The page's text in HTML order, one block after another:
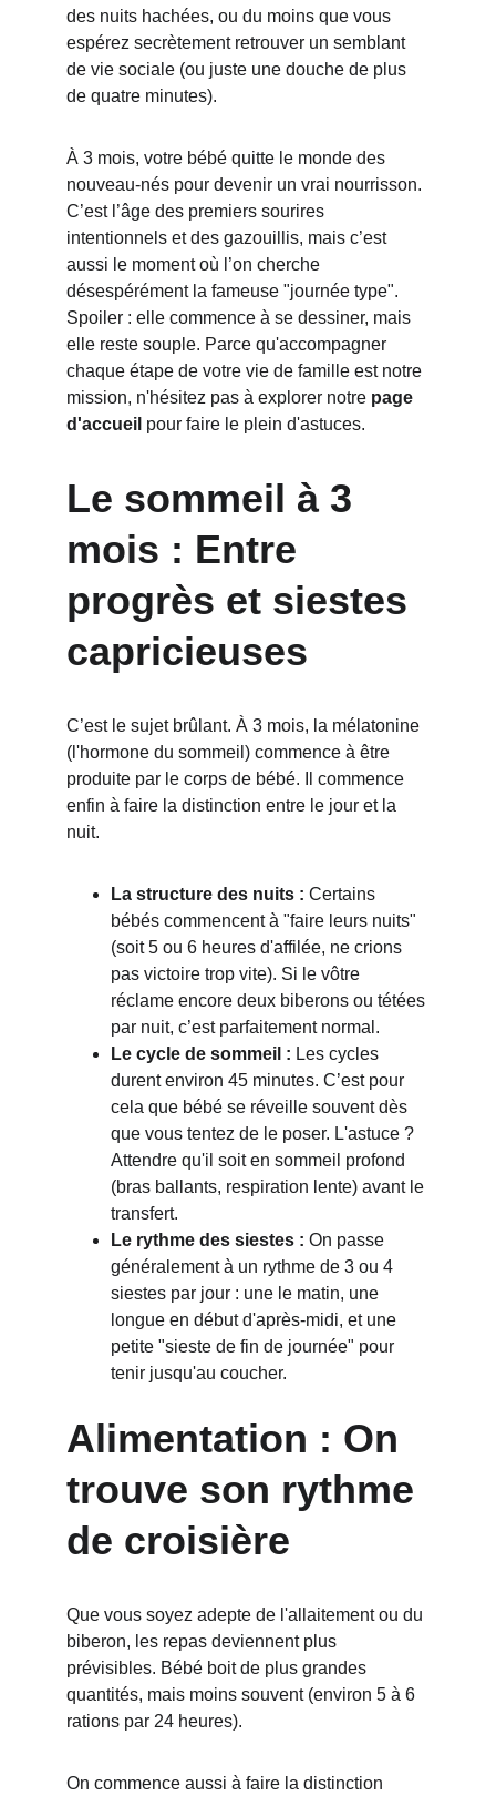
des nuits hachées, ou du moins que vous
espérez secrètement retrouver un semblant
de vie sociale (ou juste une douche de plus
de quatre minutes).
À 3 mois, votre bébé quitte le monde des
nouveau-nés pour devenir un vrai nourrisson.
C’est l’âge des premiers sourires
intentionnels et des gazouillis, mais c’est
aussi le moment où l’on cherche
désespérément la fameuse "journée type".
Spoiler : elle commence à se dessiner, mais
elle reste souple. Parce qu'accompagner
chaque étape de votre vie de famille est notre
mission, n'hésitez pas à explorer notre page
d'accueil pour faire le plein d'astuces.
Le sommeil à 3
mois : Entre
progrès et siestes
capricieuses
C’est le sujet brûlant. À 3 mois, la mélatonine
(l'hormone du sommeil) commence à être
produite par le corps de bébé. Il commence
enfin à faire la distinction entre le jour et la
nuit.
La structure des nuits : Certains
bébés commencent à "faire leurs nuits"
(soit 5 ou 6 heures d'affilée, ne crions
pas victoire trop vite). Si le vôtre
réclame encore deux biberons ou tétées
par nuit, c’est parfaitement normal.
Le cycle de sommeil : Les cycles
durent environ 45 minutes. C’est pour
cela que bébé se réveille souvent dès
que vous tentez de le poser. L'astuce ?
Attendre qu'il soit en sommeil profond
(bras ballants, respiration lente) avant le
transfert.
Le rythme des siestes : On passe
généralement à un rythme de 3 ou 4
siestes par jour : une le matin, une
longue en début d'après-midi, et une
petite "sieste de fin de journée" pour
tenir jusqu'au coucher.
Alimentation : On
trouve son rythme
de croisière
Que vous soyez adepte de l'allaitement ou du
biberon, les repas deviennent plus
prévisibles. Bébé boit de plus grandes
quantités, mais moins souvent (environ 5 à 6
rations par 24 heures).
On commence aussi à faire la distinction